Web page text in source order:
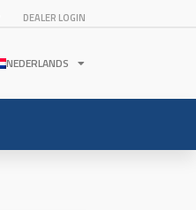
DEALER LOGIN
NEDERLANDS